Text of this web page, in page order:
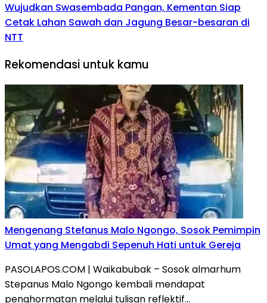
Wujudkan Swasembada Pangan, Kementan Siap
Cetak Lahan Sawah dan Jagung Besar-besaran di
NTT
Rekomendasi untuk kamu
Mengenang Stefanus Malo Ngongo, Sosok Pemimpin
Umat yang Mengabdi Sepenuh Hati untuk Gereja
PASOLAPOS.COM | Waikabubak – Sosok almarhum
Stepanus Malo Ngongo kembali mendapat
penghormatan melalui tulisan reflektif…